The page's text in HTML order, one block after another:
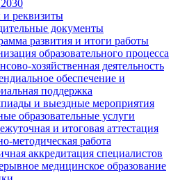
реквизиты
документы
развития и итоги работы
образовательного процесса
хозяйственная деятельность
обеспечение и
поддержка
и выездные мероприятия
образовательные услуги
и итоговая аттестация
методическая работа
аккредитация специалистов
медицинское образование